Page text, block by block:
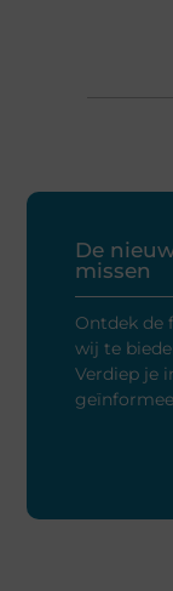
De
missen
Ontdek de
wij te
Verdiep je